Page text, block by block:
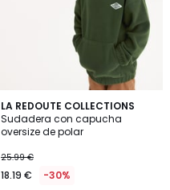
LA REDOUTE COLLECTIONS
Sudadera con capucha
oversize de polar
25.99 €
18.19 € -30%
5
/
5